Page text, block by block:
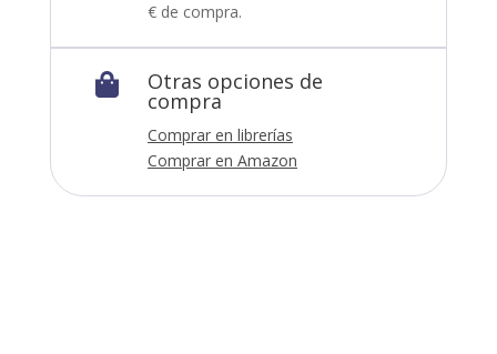
€ de compra.
 Otras opciones de
compra
Comprar en librerías
Comprar en Amazon